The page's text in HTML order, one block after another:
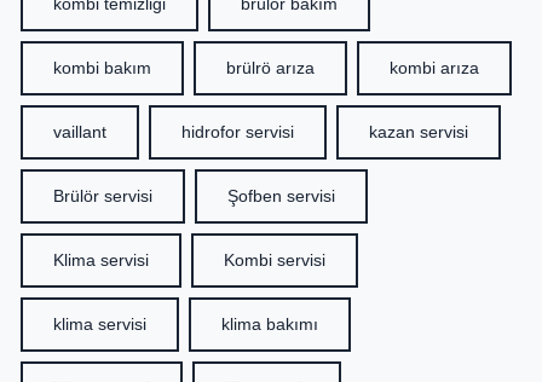
kombi temizliği brülör bakım
kombi bakım brülrö arıza kombi arıza
vaillant hidrofor servisi kazan servisi
Brülör servisi Şofben servisi
Klima servisi Kombi servisi
klima servisi klima bakımı